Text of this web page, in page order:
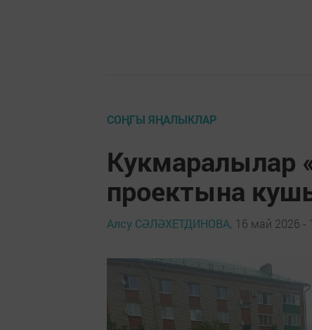
СОҢГЫ ЯҢАЛЫКЛАР
Кукмаралылар
проектына
Алсу СӘЛӘХЕТДИНОВА, 16 май 2026 -